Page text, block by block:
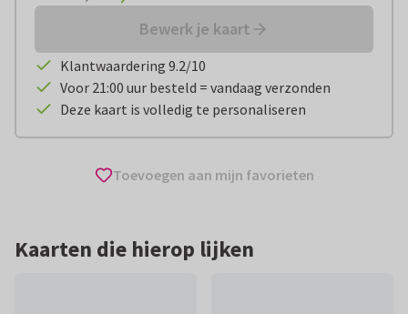
Bewerk je kaart
Klantwaardering 9.2/10
Voor 21:00 uur besteld = vandaag verzonden
Deze kaart is volledig te personaliseren
Toevoegen aan mijn favorieten
Kaarten die hierop lijken